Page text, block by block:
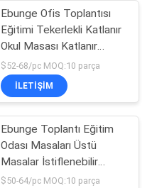
Ebunge Ofis Toplantısı
Eğitimi Tekerlekli Katlanır
Okul Masası Katlanır
Masası
$52-68/pc MOQ:10 parça
İLETIŞIM
Ebunge Toplantı Eğitim
Odası Masaları Üstü
Masalar İstiflenebilir
Konferans Masaları
$50-64/pc MOQ:10 parça